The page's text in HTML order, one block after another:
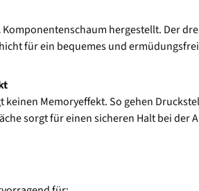
hergestellt. Der
für ein bequemes und
keinen Memoryeffekt. So gehen
sorgt für einen sicheren Halt bei